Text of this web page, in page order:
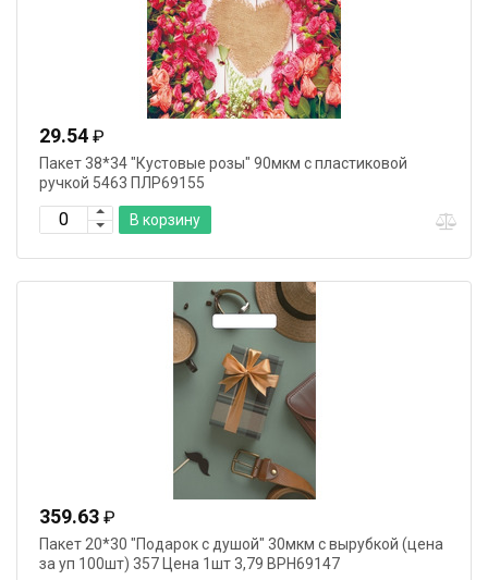
29.54 ₽
Пакет 38*34 "Кустовые розы" 90мкм с пластиковой
ручкой 5463 ПЛР69155
В корзину
359.63 ₽
Пакет 20*30 "Подарок с душой" 30мкм с вырубкой (цена
за уп 100шт) 357 Цена 1шт 3,79 ВРН69147